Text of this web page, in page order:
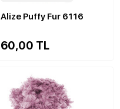
Alize Puffy Fur 6116
60,00 TL